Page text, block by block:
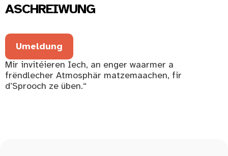
ASCHREIWUNG
Umeldung
Mir invitéieren Iech, an enger waarmer a
frëndlecher Atmosphär matzemaachen, fir
d’Sprooch ze üben.“